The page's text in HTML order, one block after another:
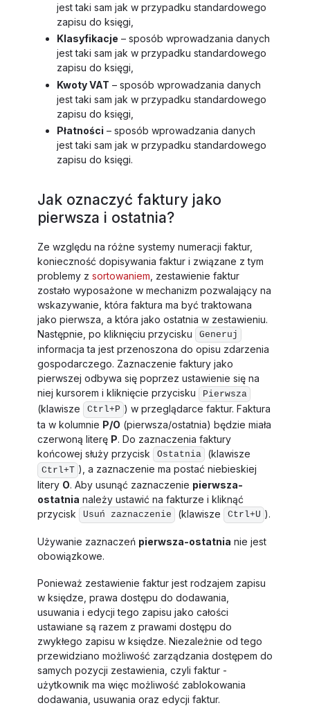
jest taki sam jak w przypadku standardowego
zapisu do księgi,
Klasyfikacje – sposób wprowadzania danych
jest taki sam jak w przypadku standardowego
zapisu do księgi,
Kwoty VAT – sposób wprowadzania danych
jest taki sam jak w przypadku standardowego
zapisu do księgi,
Płatności – sposób wprowadzania danych
jest taki sam jak w przypadku standardowego
zapisu do księgi.
Jak oznaczyć faktury jako
pierwsza i ostatnia?
Ze względu na różne systemy numeracji faktur,
konieczność dopisywania faktur i związane z tym
problemy z sortowaniem , zestawienie faktur
zostało wyposażone w mechanizm pozwalający na
wskazywanie, która faktura ma być traktowana
jako pierwsza, a która jako ostatnia w zestawieniu.
Następnie, po kliknięciu przycisku
Generuj
informacja ta jest przenoszona do opisu zdarzenia
gospodarczego. Zaznaczenie faktury jako
pierwszej odbywa się poprzez ustawienie się na
niej kursorem i kliknięcie przycisku
Pierwsza
(klawisze Ctrl+P ) w przeglądarce faktur. Faktura
ta w kolumnie P/O (pierwsza/ostatnia) będzie miała
czerwoną literę P. Do zaznaczenia faktury
końcowej służy przycisk
Ostatnia (klawisze
Ctrl+T ), a zaznaczenie ma postać niebieskiej
litery O. Aby usunąć zaznaczenie pierwsza-
ostatnia należy ustawić na fakturze i kliknąć
przycisk
Usuń zaznaczenie (klawisze Ctrl+U ).
Używanie zaznaczeń pierwsza-ostatnia nie jest
obowiązkowe.
Ponieważ zestawienie faktur jest rodzajem zapisu
w księdze, prawa dostępu do dodawania,
usuwania i edycji tego zapisu jako całości
ustawiane są razem z prawami dostępu do
zwykłego zapisu w księdze. Niezależnie od tego
przewidziano możliwość zarządzania dostępem do
samych pozycji zestawienia, czyli faktur -
użytkownik ma więc możliwość zablokowania
dodawania, usuwania oraz edycji faktur.